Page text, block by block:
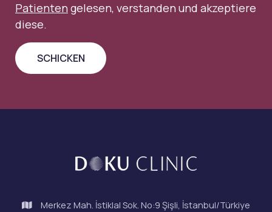
Patienten gelesen, verstanden und akzeptiere
diese.
Merkez Mah. İstiklal Sok. No:9 Şişli, İstanbul/Türkiye